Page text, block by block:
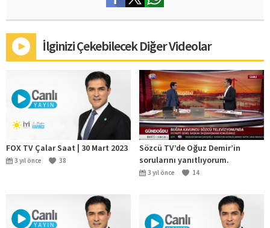
İlginizi Çekebilecek Diğer Videolar
FOX TV Çalar Saat | 30 Mart 2023
3 yıl önce 38
Sözcü TV’de Oğuz Demir’in
sorularını yanıtlıyorum.
3 yıl önce 14